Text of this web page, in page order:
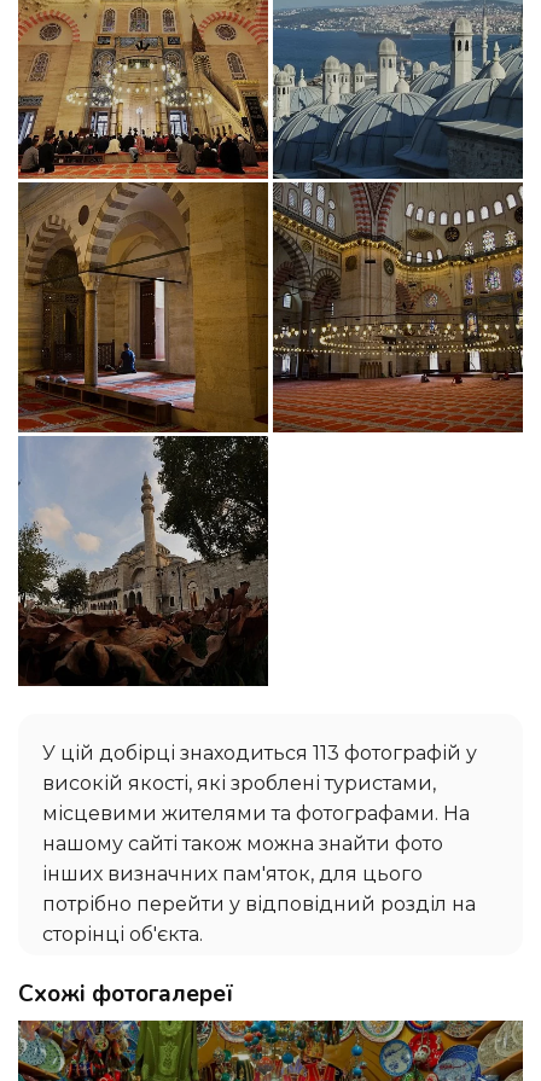
У цій добірці знаходиться 113 фотографій у
високій якості, які зроблені туристами,
місцевими жителями та фотографами. На
нашому сайті також можна знайти фото
інших визначних пам'яток, для цього
потрібно перейти у відповідний розділ на
сторінці об'єкта.
Схожі фотогалереї